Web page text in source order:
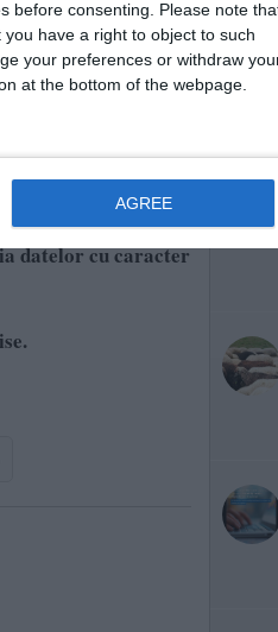
before consenting.
Please note
have a right to object to such
your preferences or withdraw
at the bottom of the webpage.
AGREE
prevederi ale
datelor cu caracter